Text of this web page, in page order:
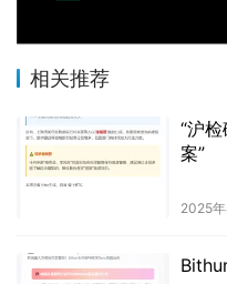
相关推荐
“沪
案”
2025